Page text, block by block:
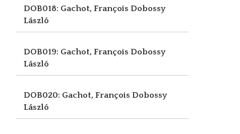
DOB018: Gachot, François Dobossy
László
DOB019: Gachot, François Dobossy
László
DOB020: Gachot, François Dobossy
László